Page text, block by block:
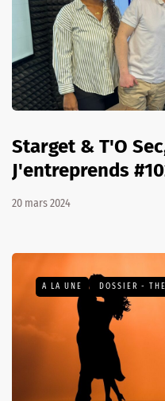
Starget & T'O
J'entreprends
20 mars 2024
A LA UNE DOSSIER -